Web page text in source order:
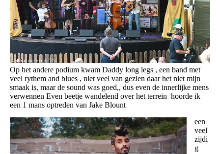
Op het andere podium kwam Daddy long legs , een band met
veel rythem and blues , niet veel van gezien daar het niet mijn
smaak is, maar de sound was goed,, dus even de innerlijke mens
verwennen Even beetje wandelend over het terrein hoorde ik
een 1 mans optreden van Jake Blount
een
veel
zijdi
g